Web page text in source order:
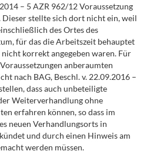
– 5 AZR 962/12 Voraussetzung
stellte sich dort nicht ein, weil
des Ortes des
für das die Arbeitszeit behauptet
korrekt angegeben waren. Für
anberaumten
nach BAG, Beschl. v. 22.09.2016 –
dass auch unbeteiligte
Weiterverhandlung ohne
erfahren können, so dass im
neuen Verhandlungsorts in
und durch einen Hinweis am
werden müssen.